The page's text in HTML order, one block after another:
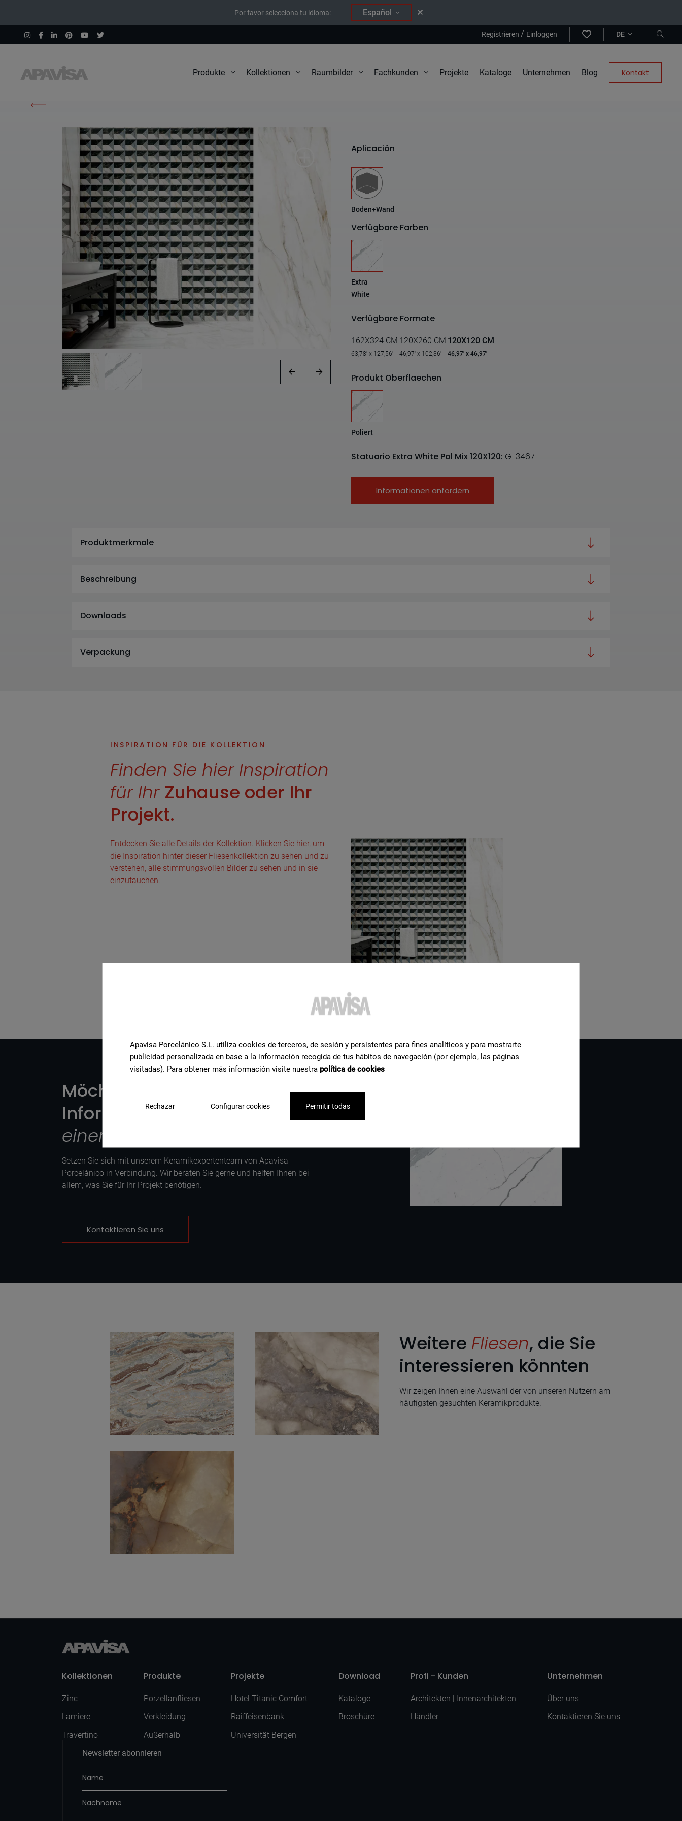
Por favor selecciona tu idioma: Español
Registrieren / Einloggen DE
Produkte Kollektionen Raumbilder Fachkunden Projekte Kataloge Unternehmen Blog Kontakt
Aplicación
Boden+Wand
Verfügbare Farben
Extra
White
Verfügbare Formate
162X324 CM
63,78' x 127,56'
120X260 CM
46,97' x 102,36'
120X120 CM
46,97' x 46,97'
Produkt Oberflaechen
Poliert
Statuario Extra White Pol Mix 120X120: G-3467
Informationen anfordern
Produktmerkmale
Beschreibung
Downloads
Verpackung
INSPIRATION FÜR DIE KOLLEKTION
Finden Sie hier Inspiration
für Ihr Zuhause oder Ihr
Projekt.
Entdecken Sie alle Details der Kollektion. Klicken Sie hier, um
die Inspiration hinter dieser Fliesenkollektion zu sehen und zu
verstehen, alle stimmungsvollen Bilder zu sehen und in sie
einzutauchen.
Möchten Sie weitere
Informationen oder Hilfe
zu
einem Produkt?
Setzen Sie sich mit unserem Keramikexpertenteam von Apavisa
Porcelánico in Verbindung. Wir beraten Sie gerne und helfen Ihnen bei
allem, was Sie für Ihr Projekt benötigen.
Kontaktieren Sie uns
Orobico Red Natural
Weitere Fliesen, die Sie
interessieren könnten
Wir zeigen Ihnen eine Auswahl der von unseren Nutzern am
häufigsten gesuchten Keramikprodukte.
Kollektionen
Zinc
Lamiere
Travertino
Produkte
Porzellanfliesen
Verkleidung
Außerhalb
Projekte
Hotel Titanic Comfort
Raiffeisenbank
Universität Bergen
Download
Kataloge
Broschüre
Profi - Kunden
Architekten | Innenarchitekten
Händler
Unternehmen
Über uns
Kontaktieren Sie uns
Newsletter abonnieren
Apavisa Porcelánico S.L. utiliza cookies de terceros, de sesión y persistentes para fines analíticos y para mostrarte
publicidad personalizada en base a la información recogida de tus hábitos de navegación (por ejemplo, las páginas
visitadas). Para obtener más información visite nuestra política de cookies
Rechazar Configurar cookies Permitir todas